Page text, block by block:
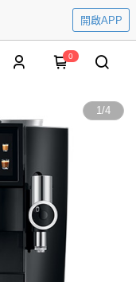
開啟APP
0
1/4